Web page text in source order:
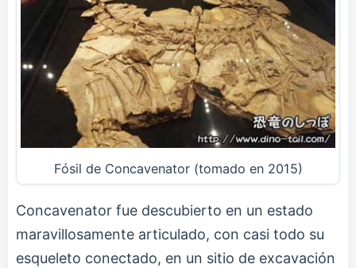
Fósil de Concavenator (tomado en 2015)
Concavenator fue descubierto en un estado
maravillosamente articulado, con casi todo su
esqueleto conectado, en un sitio de excavación